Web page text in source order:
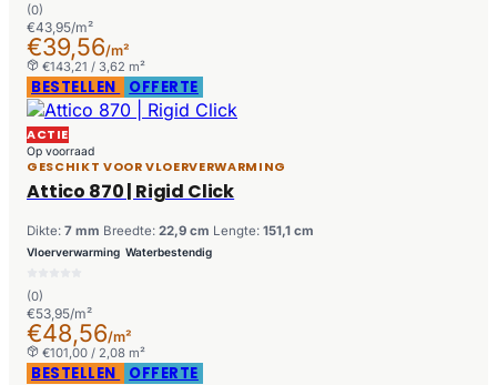
(0)
€43,95/m²
€39,56/m²
€143,21 / 3,62 m²
BESTELLEN OFFERTE
ACTIE
Op voorraad
GESCHIKT VOOR VLOERVERWARMING
Attico 870 | Rigid Click
Dikte: 7 mm Breedte: 22,9 cm Lengte: 151,1 cm
Vloerverwarming Waterbestendig
(0)
€53,95/m²
€48,56/m²
€101,00 / 2,08 m²
BESTELLEN OFFERTE